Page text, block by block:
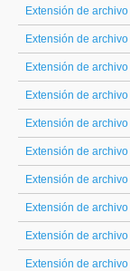
Extensión de archivo
Extensión de archivo
Extensión de archivo
Extensión de archivo
Extensión de archivo
Extensión de archivo
Extensión de archivo
Extensión de archivo
Extensión de archivo
Extensión de archivo